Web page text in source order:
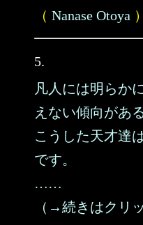
（ Nanase Otoya ）
5.
凡人には明らか
えない傾向があ
こうした天才達
です。
……
（→続きはクリ